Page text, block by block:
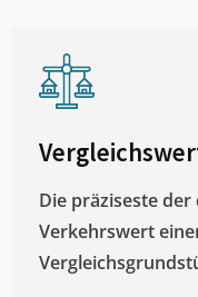
Die präziseste
Verkehrswert